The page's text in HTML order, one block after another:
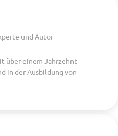
und Autor
über einem Jahrzehnt
in der Ausbildung von